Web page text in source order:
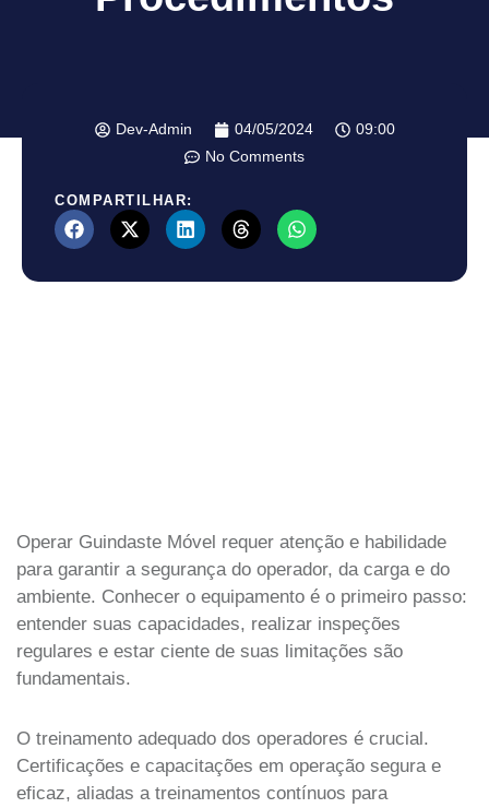
Dev-Admin 04/05/2024
09:00
No Comments
COMPARTILHAR:
Operar Guindaste Móvel requer atenção e habilidade
para garantir a segurança do operador, da carga e do
ambiente. Conhecer o equipamento é o primeiro passo:
entender suas capacidades, realizar inspeções
regulares e estar ciente de suas limitações são
fundamentais.
O treinamento adequado dos operadores é crucial.
Certificações e capacitações em operação segura e
eficaz, aliadas a treinamentos contínuos para